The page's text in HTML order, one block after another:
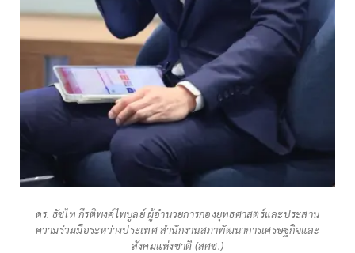
ดร. ธัชไท กีรติพงค์ไพบูลย์ ผู้อำนวยการกองยุทธศาสตร์และประสาน
ความร่วมมือระหว่างประเทศ สำนักงานสภาพัฒนาการเศรษฐกิจและ
สังคมแห่งชาติ (สศช.)